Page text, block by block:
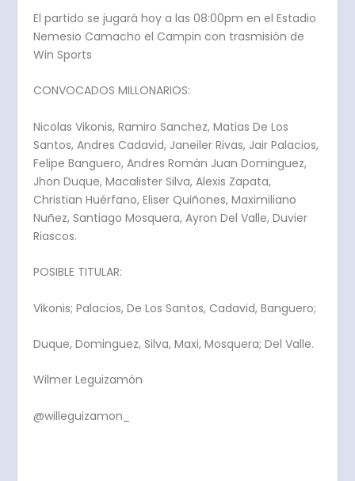
El partido se jugará hoy a las 08:00pm en el Estadio
Nemesio Camacho el Campin con trasmisión de
Win Sports
CONVOCADOS MILLONARIOS:
Nicolas Vikonis, Ramiro Sanchez, Matias De Los
Santos, Andres Cadavid, Janeiler Rivas, Jair Palacios,
Felipe Banguero, Andres Román Juan Dominguez,
Jhon Duque, Macalister Silva, Alexis Zapata,
Christian Huérfano, Eliser Quiñones, Maximiliano
Nuñez, Santiago Mosquera, Ayron Del Valle, Duvier
Riascos.
POSIBLE TITULAR:
Vikonis; Palacios, De Los Santos, Cadavid, Banguero;
Duque, Dominguez, Silva, Maxi, Mosquera; Del Valle.
Wilmer Leguizamón
@willeguizamon_